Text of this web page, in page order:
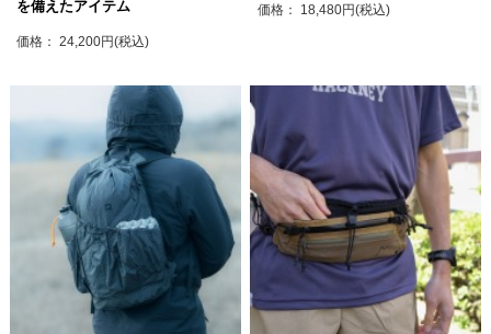
を備えたアイテム
価格： 24,200円(税込)
価格： 18,480円(税込)